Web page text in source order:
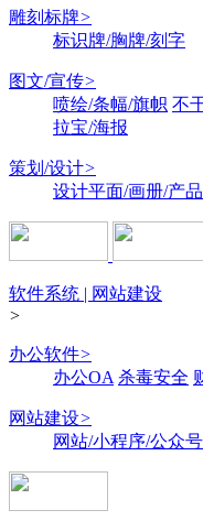
雕刻标牌>
标识牌/胸牌/刻字
图文/宣传>
喷绘/条幅/旗帜 不
拉宝/海报
策划/设计>
设计平面/画册/产
软件系统 | 网站建设
>
办公软件>
办公OA 杀毒安全
网站建设>
网站/小程序/公众